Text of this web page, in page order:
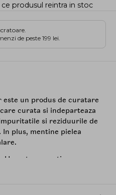
produsul reintra in stoc
de peste 199 lei.
este un produs de curatare
curata si indeparteaza
si reziduurile de
In plus, mentine pielea
neutru ce actioneaza
impotriva